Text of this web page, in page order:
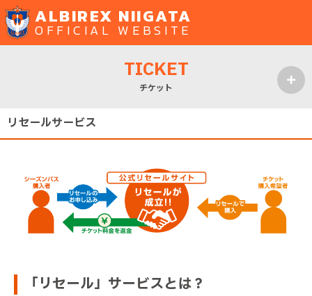
ALBIREX NIIGATA
OFFICIAL WEBSITE
TICKET
チケット
リセールサービス
「リセール」サービスとは？